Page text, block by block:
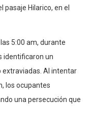
Hilarico, en el
5:00 am, durante
identificaron un
extraviadas. Al intentar
los ocupantes
una persecución que